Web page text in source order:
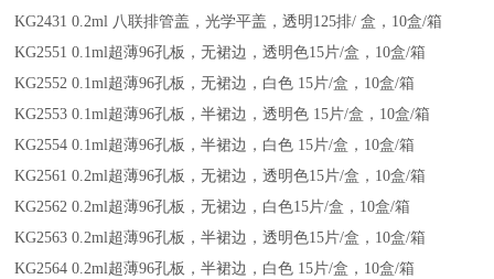
KG2431 0.2ml 八联排管盖，光学平盖，透明125排/ 盒，10盒/箱
KG2551 0.1ml超薄96孔板，无裙边，透明色15片/盒，10盒/箱
KG2552 0.1ml超薄96孔板，无裙边，白色 15片/盒，10盒/箱
KG2553 0.1ml超薄96孔板，半裙边，透明色 15片/盒，10盒/箱
KG2554 0.1ml超薄96孔板，半裙边，白色 15片/盒，10盒/箱
KG2561 0.2ml超薄96孔板，无裙边，透明色15片/盒，10盒/箱
KG2562 0.2ml超薄96孔板，无裙边，白色15片/盒，10盒/箱
KG2563 0.2ml超薄96孔板，半裙边，透明色15片/盒，10盒/箱
KG2564 0.2ml超薄96孔板，半裙边，白色 15片/盒，10盒/箱